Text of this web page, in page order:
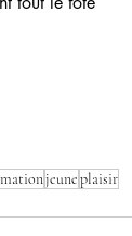
jeuneplaisir